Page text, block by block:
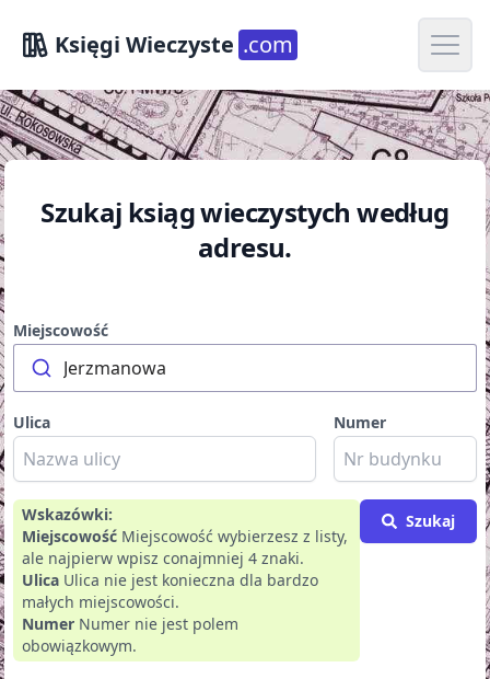
Księgi Wieczyste .com Open
Szukaj ksiąg wieczystych według
adresu.
Miejscowość
Jerzmanowa
Ulica Numer
Wskazówki:
Miejscowość Miejscowość wybierzesz z listy,
ale najpierw wpisz conajmniej 4 znaki.
Ulica Ulica nie jest konieczna dla bardzo
małych miejscowości.
Numer Numer nie jest polem
obowiązkowym.
Szukaj